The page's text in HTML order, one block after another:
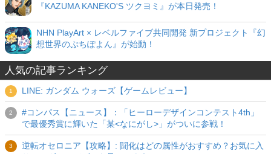
『KAZUMA KANEKO'S ツクヨミ』が本日発売！
NHN PlayArt × レベルファイブ共同開発 新プロジェクト『幻
想世界のぷちぽよん』が始動！
人気の記事ランキング
LINE: ガンダム ウォーズ【ゲームレビュー】
#コンパス【ニュース】：「ヒーローデザインコンテスト4th」
で最優秀賞に輝いた「某<なにがし>」がついに参戦！
逆転オセロニア【攻略】: 闘化はどの属性がおすすめ？お気に入